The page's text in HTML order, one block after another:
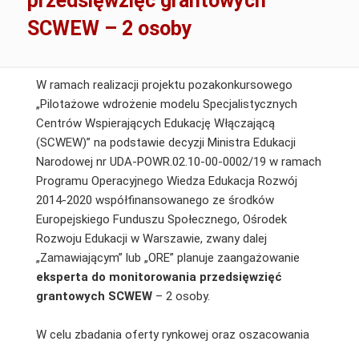
SCWEW – 2 osoby
W ramach realizacji projektu pozakonkursowego
„Pilotażowe wdrożenie modelu Specjalistycznych
Centrów Wspierających Edukację Włączającą
(SCWEW)” na podstawie decyzji Ministra Edukacji
Narodowej nr UDA-POWR.02.10-00-0002/19 w ramach
Programu Operacyjnego Wiedza Edukacja Rozwój
2014-2020 współfinansowanego ze środków
Europejskiego Funduszu Społecznego, Ośrodek
Rozwoju Edukacji w Warszawie, zwany dalej
„Zamawiającym” lub „ORE” planuje zaangażowanie
eksperta do monitorowania przedsięwzięć
grantowych SCWEW– 2 osoby.
W celu zbadania oferty rynkowej oraz oszacowania